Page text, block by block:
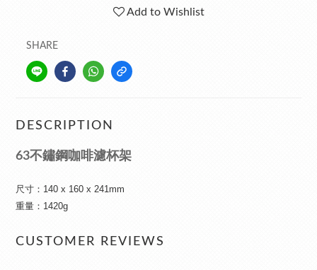
Add to Wishlist
SHARE
DESCRIPTION
63不鏽鋼咖啡濾杯架
尺寸：140 x 160 x 241mm
重量：1420g
CUSTOMER REVIEWS